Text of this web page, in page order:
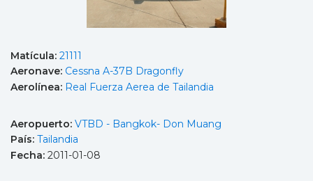
Matícula: 21111
Aeronave: Cessna A-37B Dragonfly
Aerolínea: Real Fuerza Aerea de Tailandia
Aeropuerto: VTBD - Bangkok- Don Muang
País: Tailandia
Fecha: 2011-01-08